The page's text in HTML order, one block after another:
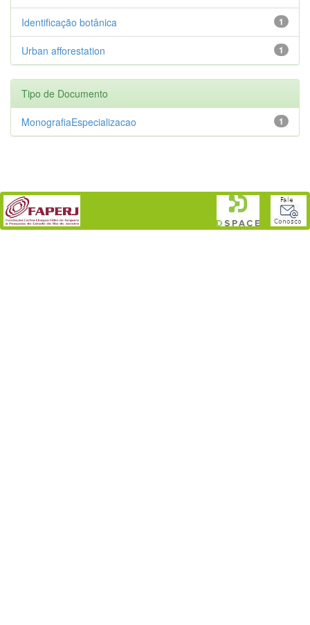
1
Identificação botânica
1
Urban afforestation
Tipo de Documento
1
MonografiaEspecializacao